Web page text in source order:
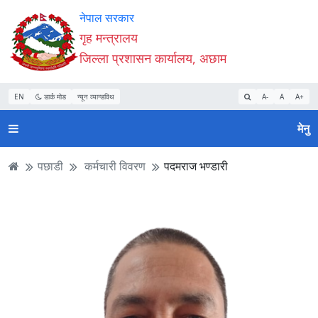
Accessibility
Mode
सुरु
गर्नुहोस्
सामाग्री
पढ्नुहाेस्
नेभिगेसन
पढ्नुहाेस्
वेबसाइट
खोजमा
जानुहोस्
नेपाल सरकार
गृह मन्त्रालय
जिल्ला प्रशासन कार्यालय, अछाम
EN डार्क मोड न्यून व्यान्डविथ A- A A+
मेनु
पछाडी कर्मचारी विवरण पदमराज भण्डारी